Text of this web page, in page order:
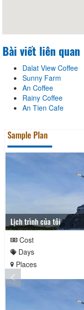
Bài viết liên quan
Dalat View Coffee
Sunny Farm
An Coffee
Rainy Coffee
An Tien Cafe
Sample Plan
Lịch trình của tôi
Cost
Days
Places